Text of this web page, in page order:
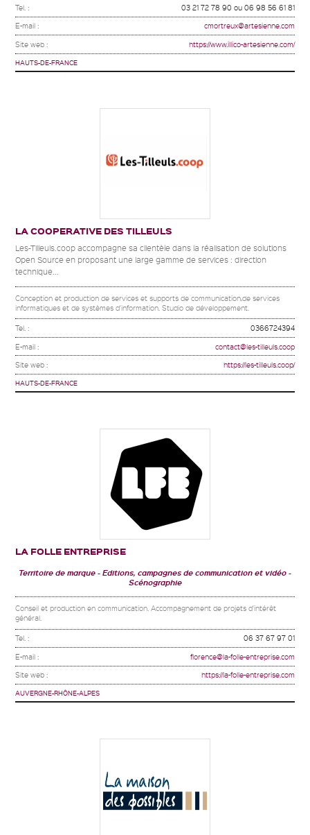
Tel. : 03 21 72 78 90 ou 06 98 56 61 81
E-mail : cmortreux@artesienne.com
Site web : https://www.illico-artesienne.com/
HAUTS-DE-FRANCE
LA COOPERATIVE DES TILLEULS
Les-Tilleuls.coop accompagne sa clientèle dans la réalisation de solutions
Open Source en proposant une large gamme de services : direction
technique...
Conception et production de services et supports de communication,de services
informatiques et de systèmes d'information. Studio de développement.
Tel. : 0366724394
E-mail : contact@les-tilleuls.coop
Site web : https://les-tilleuls.coop/
HAUTS-DE-FRANCE
LA FOLLE ENTREPRISE
Territoire de marque
Editions, campagnes de communication et vidéo
Scénographie
Conseil et production en communication. Accompagnement de projets d'intérêt
général.
Tel. : 06 37 67 97 01
E-mail : florence@la-folle-entreprise.com
Site web : https://la-folle-entreprise.com
AUVERGNE-RHÔNE-ALPES